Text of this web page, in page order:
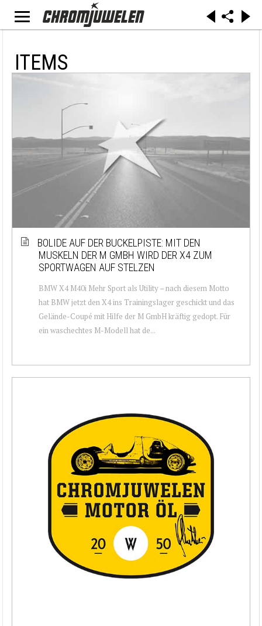
ITEMS
BOLIDE AUF DER BUCKELPISTE: MIT DEN
MUSKELN DER M GMBH WIRD DER X4 ZUM
SPORTWAGEN AUF STELZEN
BMW X4 M40i Mehr Sport als Utility – nach diesem Motto
hat BMW jetzt den X4 ins Trainingslager geschickt und das
Gelände-Coupé mit Hilfe der M GmbH kräftig gedopt. Für
ein waschechtes M-Modell hat de...